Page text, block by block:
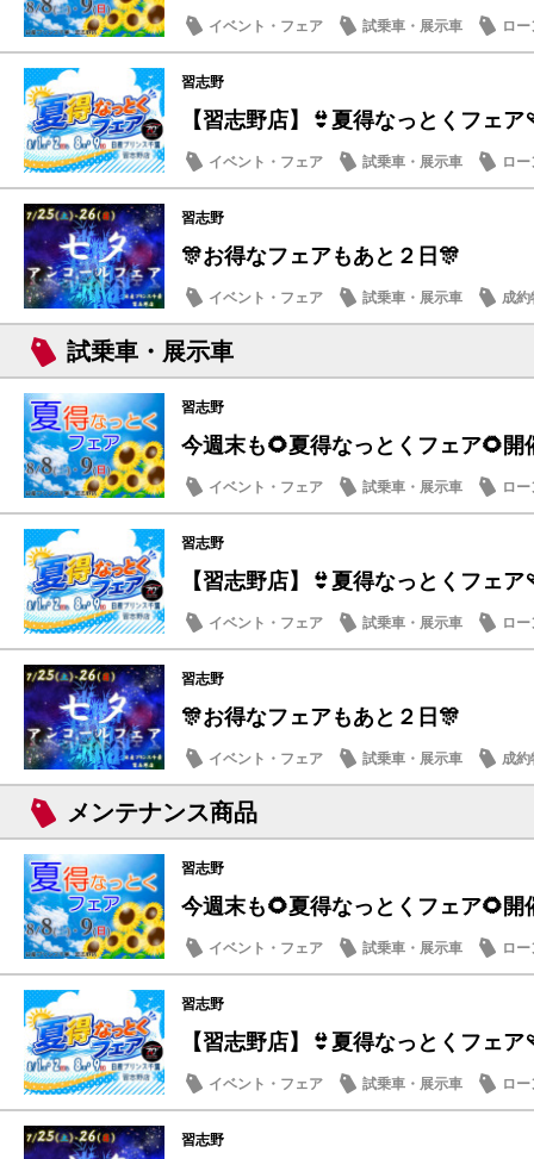
イベント・フェア 試乗車・展示車
ロー
営業日・店休日
習志野
【習志野店】👙夏得なっとくフェ
イベント・フェア 試乗車・展示車
ロー
日産のお店
習志野
🎊お得なフェアもあと２日🎊
イベント・フェア 試乗車・展示車
成約
メンテナンス商品
試乗車・展示車
習志野
今週末も🌻夏得なっとくフェア🌻開
イベント・フェア 試乗車・展示車
ロー
営業日・店休日
習志野
【習志野店】👙夏得なっとくフェ
イベント・フェア 試乗車・展示車
ロー
日産のお店
習志野
🎊お得なフェアもあと２日🎊
イベント・フェア 試乗車・展示車
成約
メンテナンス商品
メンテナンス商品
習志野
今週末も🌻夏得なっとくフェア🌻開
イベント・フェア 試乗車・展示車
ロー
営業日・店休日
習志野
【習志野店】👙夏得なっとくフェ
イベント・フェア 試乗車・展示車
ロー
日産のお店
習志野